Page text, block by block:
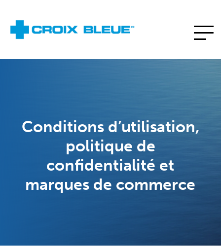
Conditions d’utilisation,
politique de
confidentialité et
marques de commerce